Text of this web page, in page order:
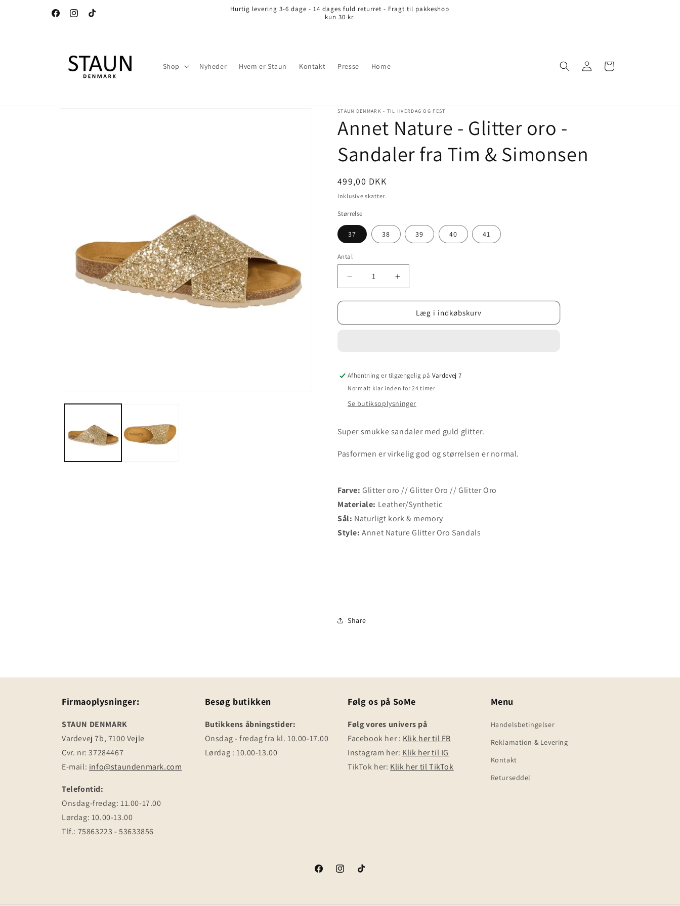
FacebookInstagram
TikTok
Hurtig levering 3-6 dage - 14 dages fuld returret - Fragt til pakkeshop
kun 30 kr.
Shop Nyheder Hvem er Staun Kontakt Presse Home
ind
Indkøbskurv
STAUN DENMARK - TIL HVERDAG OG FEST
Annet Nature - Glitter oro -
Sandaler fra Tim & Simonsen
Normalpris
499,00 DKK
Inklusive skatter.
Størrelse
37 38 39 40 41
Antal
Reducer
antallet
for
Nature
Sandaler
fra
&amp;
Øg
antallet
for
Annet
Nature
Sandaler
fra
&amp;
Læg i indkøbskurv
Afhentning er tilgængelig på Vardevej 7
Normalt klar inden for 24 timer
Se butiksoplysninger
Super smukke sandaler med guld glitter.
Pasformen er virkelig god og størrelsen er normal.
Farve: Glitter oro // Glitter Oro // Glitter Oro
Materiale: Leather/Synthetic
Sål: Naturligt kork & memory
Style: Annet Nature Glitter Oro Sandals
Share
Firmaoplysninger:
STAUN DENMARK
Vardevej 7b, 7100 Vejle
Cvr. nr: 37284467
E-mail: info@staundenmark.com
Telefontid:
Onsdag-fredag: 11.00-17.00
Lørdag: 10.00-13.00
Tlf.: 75863223 - 53633856
Besøg butikken
Butikkens åbningstider:
Onsdag - fredag fra kl. 10.00-17.00
Lørdag : 10.00-13.00
Følg os på SoMe
Følg vores univers på
Facebook her : Klik her til FB
Instagram her: Klik her til IG
TikTok her: Klik her til TikTok
Menu
Handelsbetingelser
Reklamation & Levering
Kontakt
Returseddel
FacebookInstagramTikTok